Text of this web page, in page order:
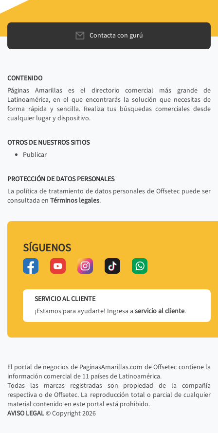
Contacta con gurú
CONTENIDO
Páginas Amarillas es el directorio comercial más grande de
Latinoamérica, en el que encontrarás la solución que necesitas de
forma rápida y sencilla. Realiza tus búsquedas comerciales desde
cualquier lugar y dispositivo.
OTROS DE NUESTROS SITIOS
Publicar
PROTECCIÓN DE DATOS PERSONALES
La política de tratamiento de datos personales de Offsetec puede ser
consultada en Términos legales.
SÍGUENOS
SERVICIO AL CLIENTE
¡Estamos para ayudarte! Ingresa a servicio al cliente.
El portal de negocios de PaginasAmarillas.com de Offsetec contiene la
información comercial de 11 países de Latinoamérica.
Todas las marcas registradas son propiedad de la compañía
respectiva o de Offsetec. La reproducción total o parcial de cualquier
material contenido en este portal está prohibido.
AVISO LEGAL© Copyright2026